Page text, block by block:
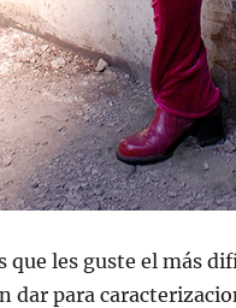
que les guste el más
dar para